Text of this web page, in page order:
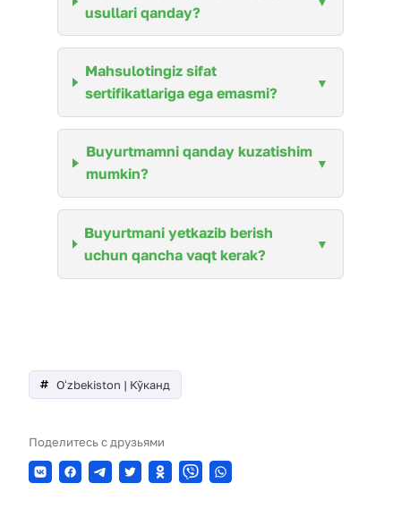
usullari qanday?
Mahsulotingiz sifat
sertifikatlariga ega emasmi?
Buyurtmamni qanday kuzatishim
mumkin?
Buyurtmani yetkazib berish
uchun qancha vaqt kerak?
Oʻzbekiston | Кўканд
Поделитесь с друзьями